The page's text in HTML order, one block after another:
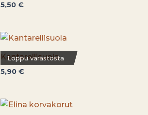
5,50 €
Loppu varastosta
Kantarellisuola
5,90 €
Hintaluokka: